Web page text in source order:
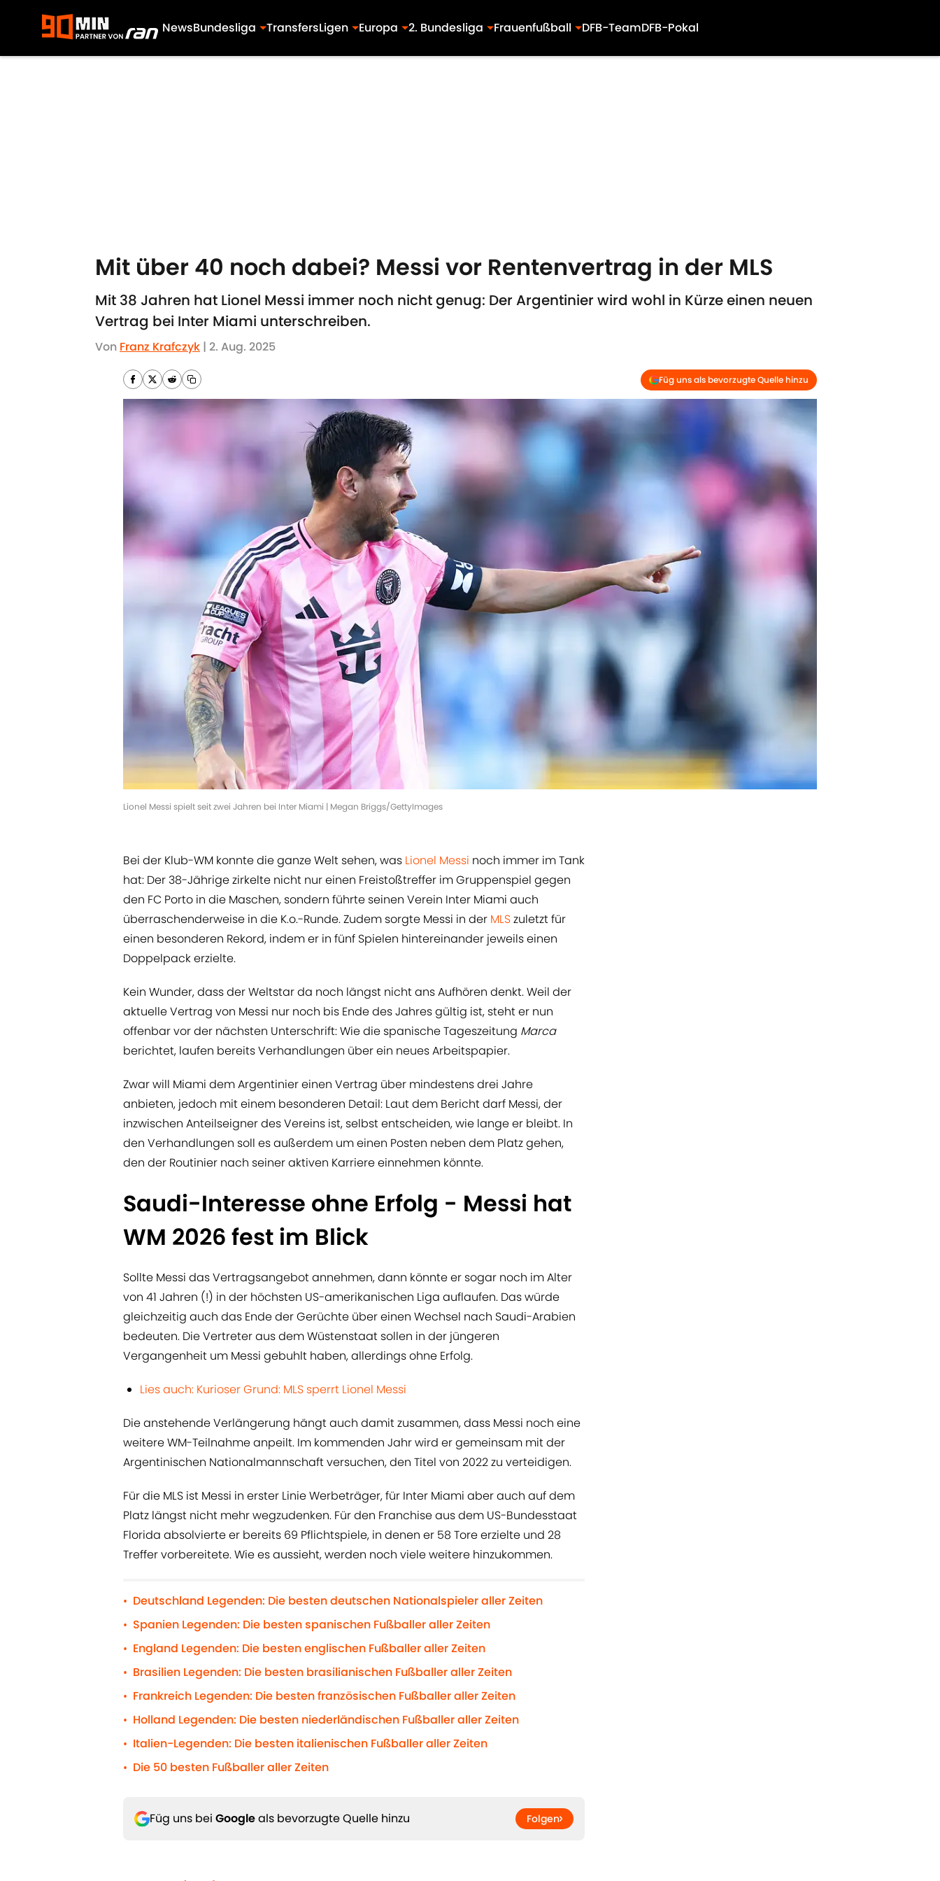
NewsBundesliga TransfersLigen Europa 2. Bundesliga Frauenfußball DFB-TeamDFB-Pokal
Mit über 40 noch dabei? Messi vor Rentenvertrag in der MLS
Mit 38 Jahren hat Lionel Messi immer noch nicht genug: Der Argentinier wird wohl in Kürze einen neuen
Vertrag bei Inter Miami unterschreiben.
Von Franz Krafczyk | 2. Aug. 2025
Füg uns als bevorzugte Quelle hinzu
Lionel Messi spielt seit zwei Jahren bei Inter Miami | Megan Briggs/GettyImages
Bei der Klub-WM konnte die ganze Welt sehen, was Lionel Messi noch immer im Tank
hat: Der 38-Jährige zirkelte nicht nur einen Freistoßtreffer im Gruppenspiel gegen
den FC Porto in die Maschen, sondern führte seinen Verein Inter Miami auch
überraschenderweise in die K.o.-Runde. Zudem sorgte Messi in der MLSzuletzt für
einen besonderen Rekord, indem er in fünf Spielen hintereinander jeweils einen
Doppelpack erzielte.
Kein Wunder, dass der Weltstar da noch längst nicht ans Aufhören denkt. Weil der
aktuelle Vertrag von Messi nur noch bis Ende des Jahres gültig ist, steht er nun
offenbar vor der nächsten Unterschrift: Wie die spanische Tageszeitung Marca
berichtet, laufen bereits Verhandlungen über ein neues Arbeitspapier.
Zwar will Miami dem Argentinier einen Vertrag über mindestens drei Jahre
anbieten, jedoch mit einem besonderen Detail: Laut dem Bericht darf Messi, der
inzwischen Anteilseigner des Vereins ist, selbst entscheiden, wie lange er bleibt. In
den Verhandlungen soll es außerdem um einen Posten neben dem Platz gehen,
den der Routinier nach seiner aktiven Karriere einnehmen könnte.
Saudi-Interesse ohne Erfolg - Messi hat
WM 2026 fest im Blick
Sollte Messi das Vertragsangebot annehmen, dann könnte er sogar noch im Alter
von 41 Jahren (!) in der höchsten US-amerikanischen Liga auflaufen. Das würde
gleichzeitig auch das Ende der Gerüchte über einen Wechsel nach Saudi-Arabien
bedeuten. Die Vertreter aus dem Wüstenstaat sollen in der jüngeren
Vergangenheit um Messi gebuhlt haben, allerdings ohne Erfolg.
Lies auch: Kurioser Grund: MLS sperrt Lionel Messi
Die anstehende Verlängerung hängt auch damit zusammen, dass Messi noch eine
weitere WM-Teilnahme anpeilt. Im kommenden Jahr wird er gemeinsam mit der
Argentinischen Nationalmannschaft versuchen, den Titel von 2022 zu verteidigen.
Für die MLS ist Messi in erster Linie Werbeträger, für Inter Miami aber auch auf dem
Platz längst nicht mehr wegzudenken. Für den Franchise aus dem US-Bundesstaat
Florida absolvierte er bereits 69 Pflichtspiele, in denen er 58 Tore erzielte und 28
Treffer vorbereitete. Wie es aussieht, werden noch viele weitere hinzukommen.
• Deutschland Legenden: Die besten deutschen Nationalspieler aller Zeiten
• Spanien Legenden: Die besten spanischen Fußballer aller Zeiten
• England Legenden: Die besten englischen Fußballer aller Zeiten
• Brasilien Legenden: Die besten brasilianischen Fußballer aller Zeiten
• Frankreich Legenden: Die besten französischen Fußballer aller Zeiten
• Holland Legenden: Die besten niederländischen Fußballer aller Zeiten
• Italien-Legenden: Die besten italienischen Fußballer aller Zeiten
• Die 50 besten Fußballer aller Zeiten
Füg uns bei Googleals bevorzugte Quelle hinzu Folgen